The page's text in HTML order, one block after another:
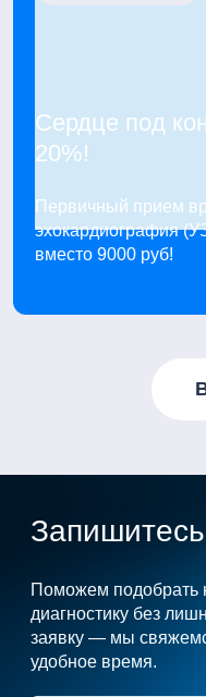
Сердце под
20%!
Первичный прием
эхокардиография
вместо 9000 руб!
Поможем подобрать
диагностику без
заявку — мы
удобное время.